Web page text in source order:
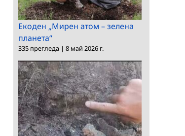
Екоден „Мирен атом – зелена
планета“
335 прегледа | 8 май 2026 г.